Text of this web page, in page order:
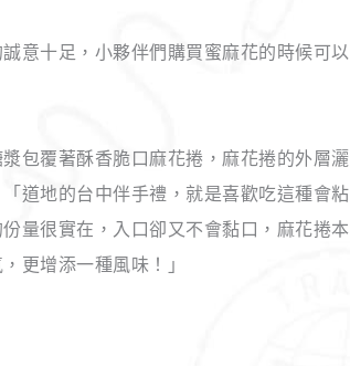
意十足，小夥伴們購買蜜麻花的時候可以
包覆著酥香脆口麻花捲，麻花捲的外層灑
道地的台中伴手禮，就是喜歡吃這種會粘
量很實在，入口卻又不會黏口，麻花捲本
更增添一種風味！」